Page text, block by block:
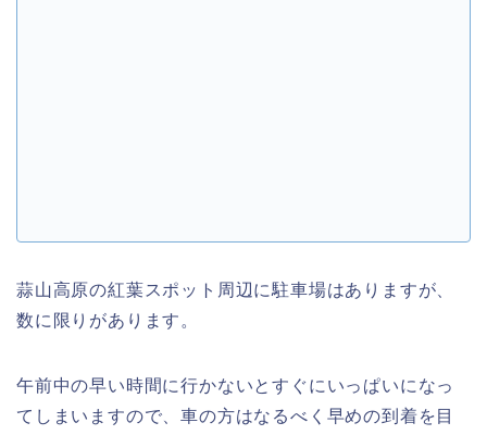
蒜山高原の紅葉スポット周辺に駐車場はありますが、
数に限りがあります。
午前中の早い時間に行かないとすぐにいっぱいになっ
てしまいますので、車の方はなるべく早めの到着を目